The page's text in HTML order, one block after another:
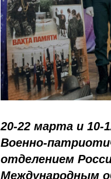
20-22 марта и
Военно-
отделением
Международным